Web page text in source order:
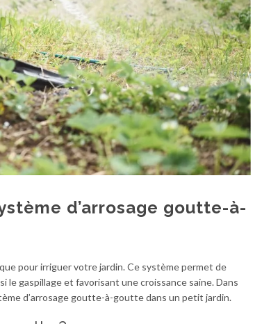
d’arrosage goutte-à-
pour irriguer votre jardin. Ce système permet de
le gaspillage et favorisant une croissance saine. Dans
d’arrosage goutte-à-goutte dans un petit jardin.